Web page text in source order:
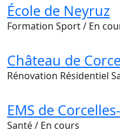
École de Neyruz
Formation Sport/ En
Château de
Rénovation Résidentiel
EMS de
Santé/ En cours